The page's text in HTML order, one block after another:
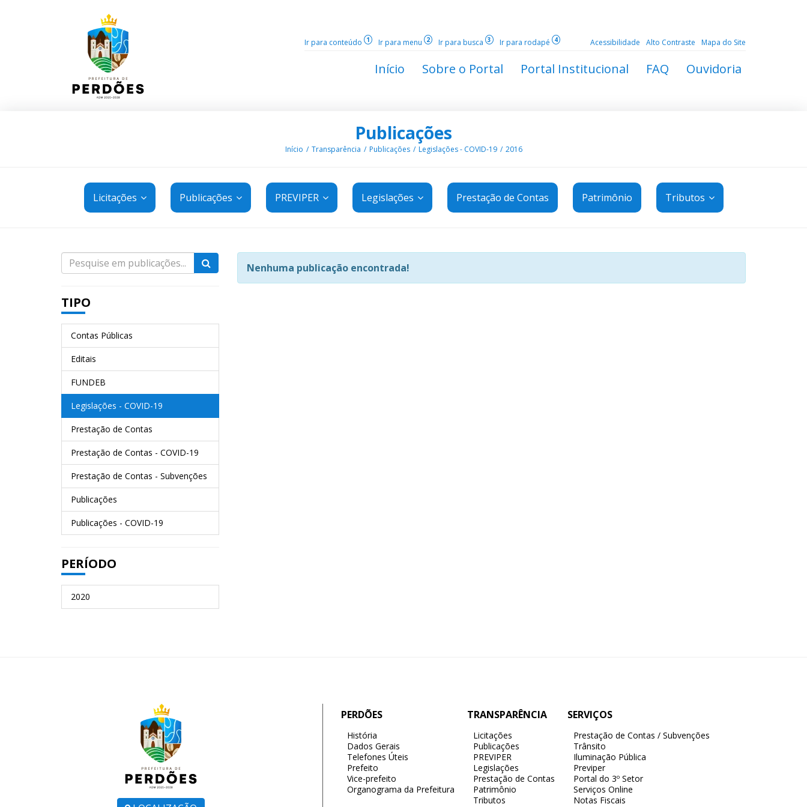
Ir para conteúdo 1 Ir para menu 2 Ir para busca 3 Ir para rodapé 4 Acessibilidade Alto Contraste Mapa do Site
Início Sobre o Portal Portal Institucional FAQ Ouvidoria
Publicações
Início Transparência Publicações Legislações - COVID-19 2016
Licitações Publicações PREVIPER Legislações Prestação de Contas Patrimônio Tributos
TIPO
Contas Públicas
Editais
FUNDEB
Legislações - COVID-19
Prestação de Contas
Prestação de Contas - COVID-19
Prestação de Contas - Subvenções
Publicações
Publicações - COVID-19
PERÍODO
2020
Nenhuma publicação encontrada!
PERDÕES
História
Dados Gerais
Telefones Úteis
Prefeito
Vice-prefeito
Organograma da Prefeitura
TRANSPARÊNCIA
Licitações
Publicações
PREVIPER
Legislações
Prestação de Contas
Patrimônio
Tributos
SERVIÇOS
Prestação de Contas / Subvenções
Trânsito
Iluminação Pública
Previper
Portal do 3º Setor
Serviços Online
Notas Fiscais